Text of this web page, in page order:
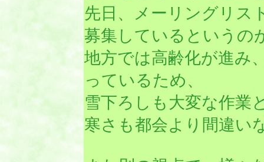
先日、メーリングリス
募集しているというの
地方では高齢化が進み
っているため、
雪下ろしも大変な作業
寒さも都会より間違い